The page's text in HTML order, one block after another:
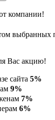
компании!
выбранных
Вас акцию!
сайта 5%
9%
7%
6%